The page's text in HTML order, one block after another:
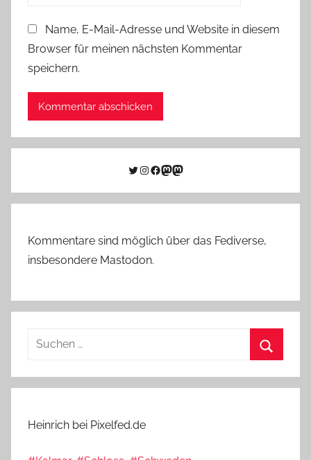
Name, E-Mail-Adresse und Website in diesem
Browser für meinen nächsten Kommentar
speichern.
Twitter
Instagram
Facebook
Link zu Mastodon
Mastodon
Kommentare sind möglich über das Fediverse,
insbesondere Mastodon.
Suchen
Heinrich bei Pixelfed.de